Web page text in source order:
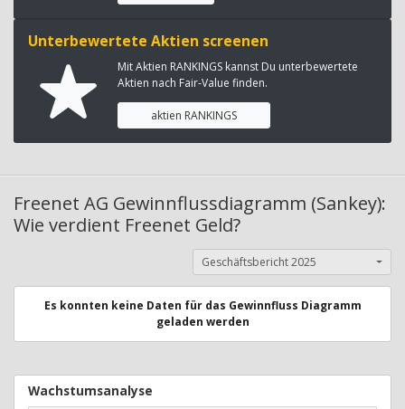
Unterbewertete Aktien screenen
Mit Aktien RANKINGS kannst Du unterbewertete
Aktien nach Fair-Value finden.
aktien RANKINGS
Freenet AG Gewinnflussdiagramm (Sankey):
Wie verdient Freenet Geld?
Geschäftsbericht 2025
Es konnten keine Daten für das Gewinnfluss Diagramm
geladen werden
Wachstumsanalyse